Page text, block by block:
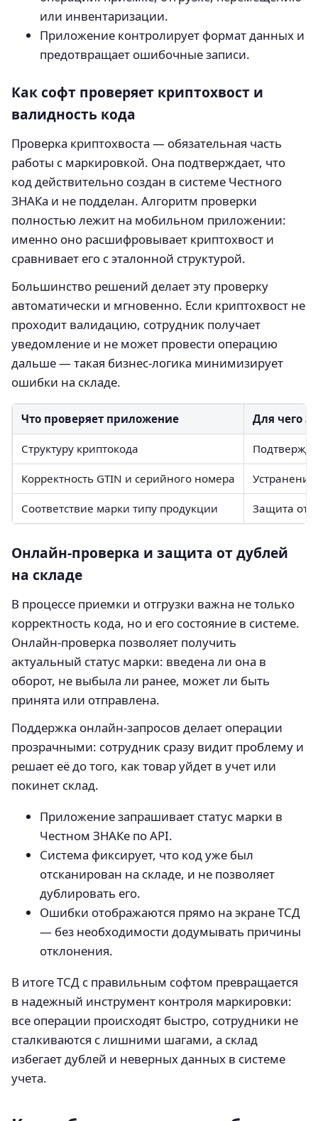
или инвентаризации.
Приложение контролирует формат данных и
предотвращает ошибочные записи.
Как софт проверяет криптохвост и
валидность кода
Проверка криптохвоста — обязательная часть
работы с маркировкой. Она подтверждает, что
код действительно создан в системе Честного
ЗНАКа и не подделан. Алгоритм проверки
полностью лежит на мобильном приложении:
именно оно расшифровывает криптохвост и
сравнивает его с эталонной структурой.
Большинство решений делает эту проверку
автоматически и мгновенно. Если криптохвост не
проходит валидацию, сотрудник получает
уведомление и не может провести операцию
дальше — такая бизнес‑логика минимизирует
ошибки на складе.
Что проверяет приложение Для чего
Структуру криптокода
Корректность GTIN и серийного номера
Соответствие марки типу продукции Защита от
Онлайн‑проверка и защита от дублей
на складе
В процессе приемки и отгрузки важна не только
корректность кода, но и его состояние в системе.
Онлайн‑проверка позволяет получить
актуальный статус марки: введена ли она в
оборот, не выбыла ли ранее, может ли быть
принята или отправлена.
Поддержка онлайн‑запросов делает операции
прозрачными: сотрудник сразу видит проблему и
решает её до того, как товар уйдет в учет или
покинет склад.
Приложение запрашивает статус марки в
Честном ЗНАКе по API.
Система фиксирует, что код уже был
отсканирован на складе, и не позволяет
дублировать его.
Ошибки отображаются прямо на экране ТСД
— без необходимости додумывать причины
отклонения.
В итоге ТСД с правильным софтом превращается
в надежный инструмент контроля маркировки:
все операции происходят быстро, сотрудники не
сталкиваются с лишними шагами, а склад
избегает дублей и неверных данных в системе
учета.